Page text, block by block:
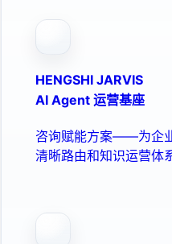
HENGSHI JARVIS
AI Agent 运营基座
咨询赋能方案——为企
清晰路由和知识运营体